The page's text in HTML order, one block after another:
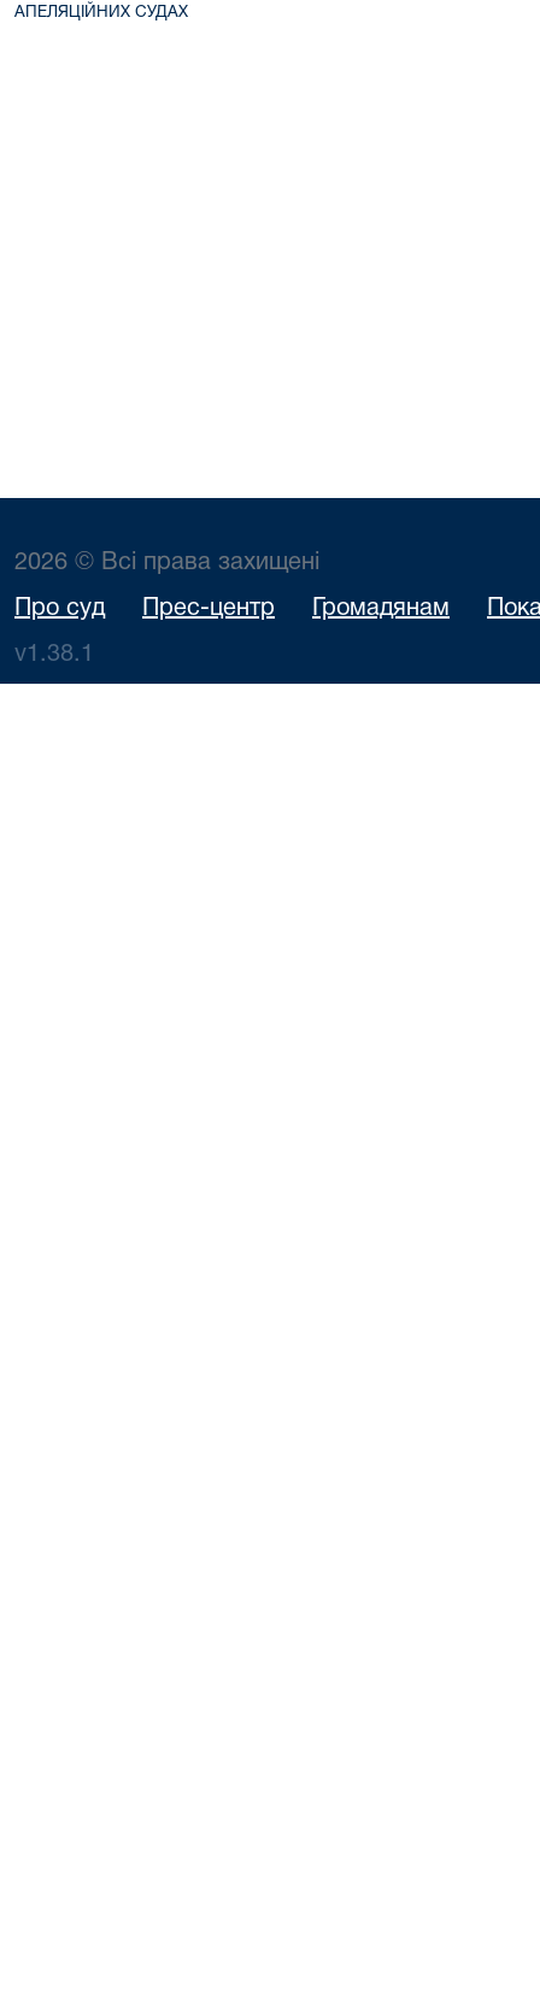
АПЕЛЯЦІЙНИХ СУДАХ
2026 © Всі права захищені
Про суд Прес-центр Громадянам
v1.38.1